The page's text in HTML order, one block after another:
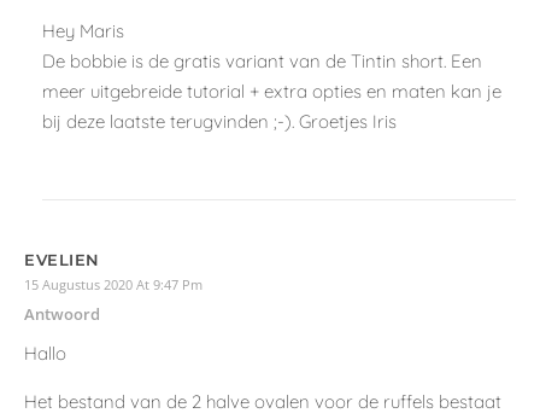
Hey Maris
De bobbie is de gratis variant van de Tintin short. Een
meer uitgebreide tutorial + extra opties en maten kan je
bij deze laatste terugvinden ;-). Groetjes Iris
EVELIEN
15 Augustus 2020 At 9:47 Pm
Antwoord
Hallo
Het bestand van de 2 halve ovalen voor de ruffels bestaat